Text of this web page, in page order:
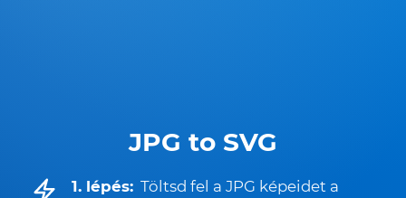
JPG to SVG
1. lépés: Töltsd fel a JPG képeidet a